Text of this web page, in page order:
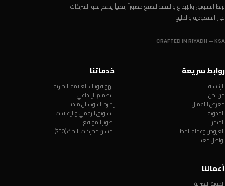
نربط التسويق والإبداع والتقنية لنصنع حضوراً رقمياً يدعم نمو الشركات
في السعودية والخليج.
CRAFTED IN RIYADH — KSA
روابط سريعة
الرئيسية
من نحن
معرض الأعمال
المدونة
المتجر
العروض وعجلة الحظ
تواصل معنا
خدماتنا
الهوية وبناء العلامة التجارية
التصميم الإبداعي
إدارة السوشيال ميديا
التسويق الرقمي والإعلانات
تطوير المواقع
تحسين محركات البحث (SEO)
أعمالنا
الهوية البصرية